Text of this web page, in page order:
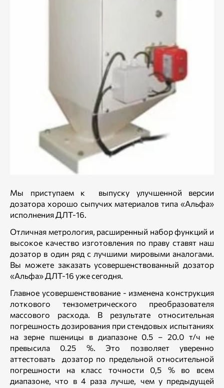
Мы приступаем к выпуску улучшенной версии
дозатора хорошо сыпучих материалов типа «Альфа»
исполнения ДЛТ-16.
Отличная метрология, расширенный набор функций и
высокое качество изготовления по праву ставят наш
дозатор в один ряд с лучшими мировыми аналогами.
Вы можете заказать усовершенствованный дозатор
«Альфа» ДЛТ-16 уже сегодня.
Главное усовершенствование - изменена конструкция
лоткового тензометрического преобразователя
массового расхода. В результате относительная
погрешность дозирования при стендовых испытаниях
на зерне пшеницы в диапазоне 0.5 – 20.0 т/ч не
превысила 0.25 %. Это позволяет уверенно
аттестовать дозатор по предельной относительной
погрешности на класс точности 0,5 % во всем
диапазоне, что в 4 раза лучше, чем у предыдущей